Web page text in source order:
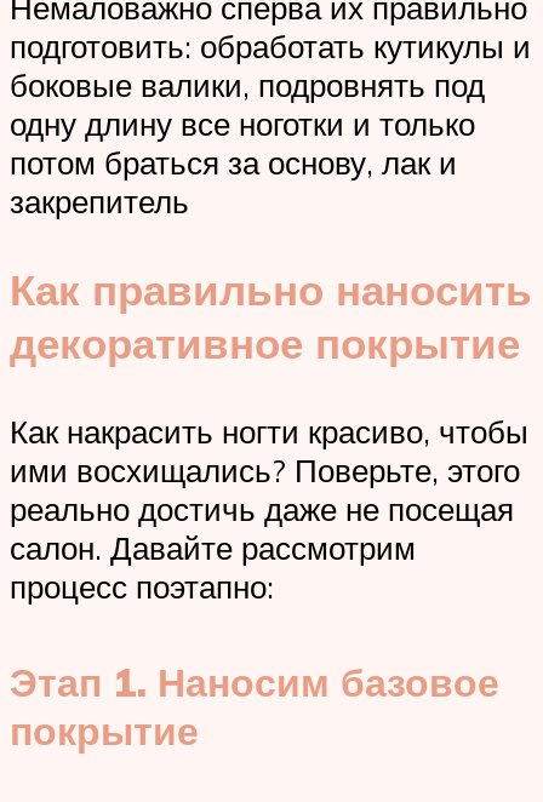
подготовить: обработать кутикулы и
боковые валики, подровнять под
одну длину все ноготки и только
потом браться за основу, лак и
закрепитель
Как правильно наносить
декоративное покрытие
Как накрасить ногти красиво, чтобы
ими восхищались? Поверьте, этого
реально достичь даже не посещая
салон. Давайте рассмотрим
процесс поэтапно:
Этап 1. Наносим базовое
покрытие